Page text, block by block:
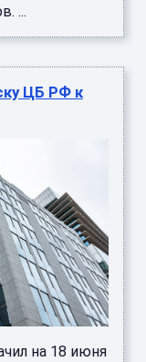
...
ЦБ РФ к
на 18 июня